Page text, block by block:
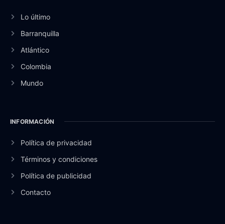
Lo último
Barranquilla
Atlántico
Colombia
Mundo
INFORMACIÓN
Política de privacidad
Términos y condiciones
Política de publicidad
Contacto